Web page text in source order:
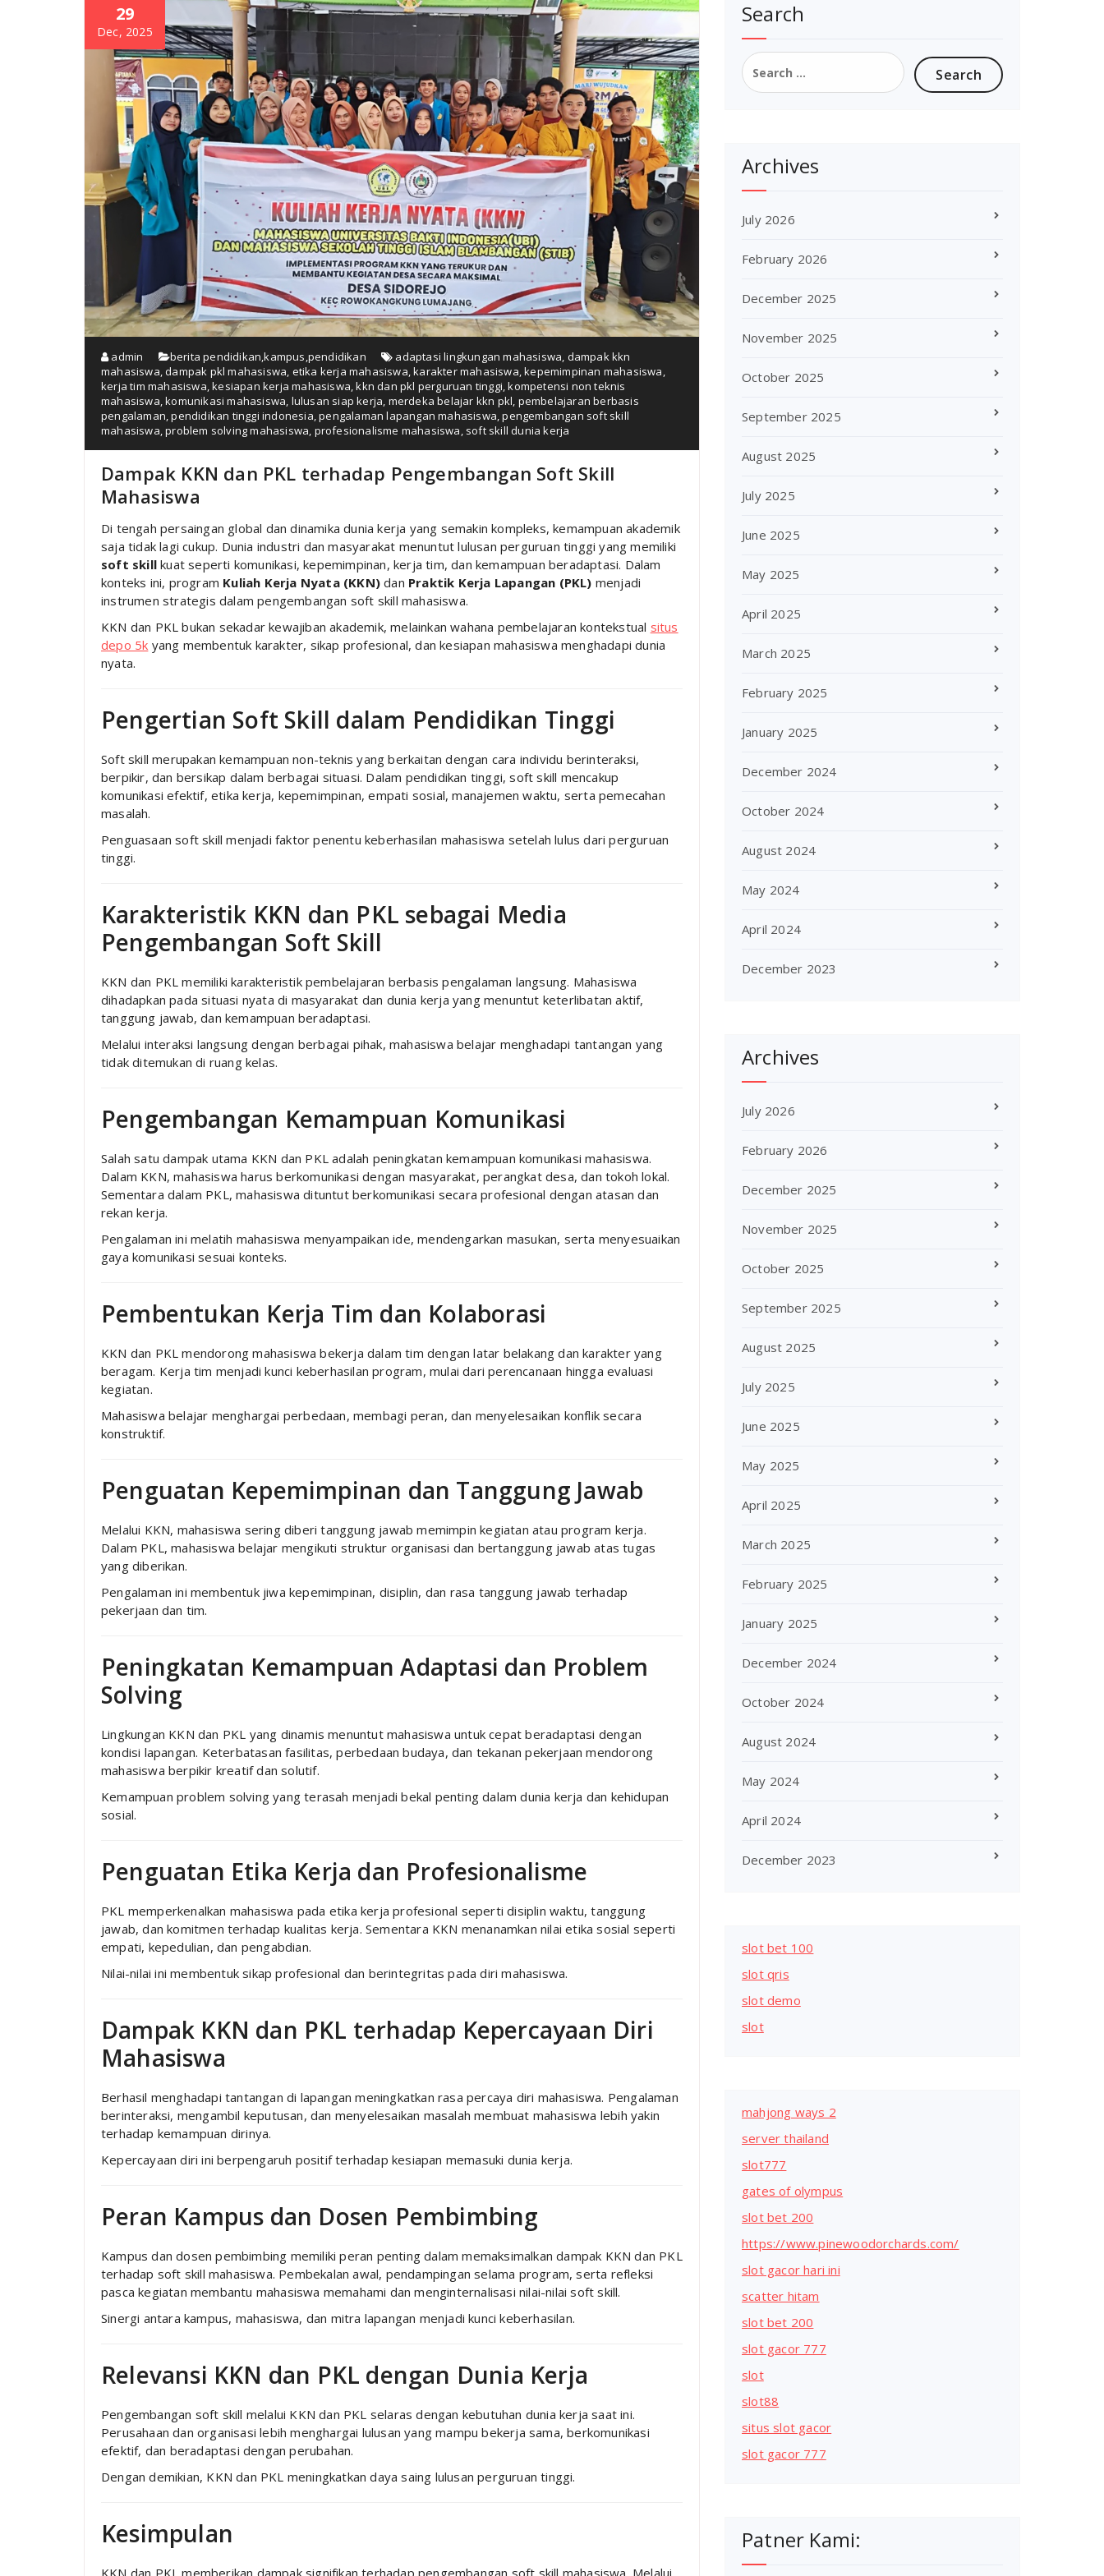
29
Dec, 2025
admin berita pendidikan,kampus,pendidikan adaptasi lingkungan mahasiswa, dampak kkn
mahasiswa,dampak pkl mahasiswa, etika kerja mahasiswa,karakter mahasiswa,kepemimpinan mahasiswa,
kerja tim mahasiswa,kesiapan kerja mahasiswa,kkn dan pkl perguruan tinggi,kompetensi non teknis
mahasiswa,komunikasi mahasiswa, lulusan siap kerja, merdeka belajar kkn pkl, pembelajaran berbasis
pengalaman,pendidikan tinggi indonesia,pengalaman lapangan mahasiswa,pengembangan soft skill
mahasiswa,problem solving mahasiswa, profesionalisme mahasiswa, soft skill dunia kerja
Dampak KKN dan PKL terhadap Pengembangan Soft Skill
Mahasiswa
Di tengah persaingan global dan dinamika dunia kerja yang semakin kompleks, kemampuan akademik
saja tidak lagi cukup. Dunia industri dan masyarakat menuntut lulusan perguruan tinggi yang memiliki
soft skill kuat seperti komunikasi, kepemimpinan, kerja tim, dan kemampuan beradaptasi. Dalam
konteks ini, program Kuliah Kerja Nyata (KKN) dan Praktik Kerja Lapangan (PKL) menjadi
instrumen strategis dalam pengembangan soft skill mahasiswa.
KKN dan PKL bukan sekadar kewajiban akademik, melainkan wahana pembelajaran kontekstual situs
depo 5k yang membentuk karakter, sikap profesional, dan kesiapan mahasiswa menghadapi dunia
nyata.
Pengertian Soft Skill dalam Pendidikan Tinggi
Soft skill merupakan kemampuan non-teknis yang berkaitan dengan cara individu berinteraksi,
berpikir, dan bersikap dalam berbagai situasi. Dalam pendidikan tinggi, soft skill mencakup
komunikasi efektif, etika kerja, kepemimpinan, empati sosial, manajemen waktu, serta pemecahan
masalah.
Penguasaan soft skill menjadi faktor penentu keberhasilan mahasiswa setelah lulus dari perguruan
tinggi.
Karakteristik KKN dan PKL sebagai Media
Pengembangan Soft Skill
KKN dan PKL memiliki karakteristik pembelajaran berbasis pengalaman langsung. Mahasiswa
dihadapkan pada situasi nyata di masyarakat dan dunia kerja yang menuntut keterlibatan aktif,
tanggung jawab, dan kemampuan beradaptasi.
Melalui interaksi langsung dengan berbagai pihak, mahasiswa belajar menghadapi tantangan yang
tidak ditemukan di ruang kelas.
Pengembangan Kemampuan Komunikasi
Salah satu dampak utama KKN dan PKL adalah peningkatan kemampuan komunikasi mahasiswa.
Dalam KKN, mahasiswa harus berkomunikasi dengan masyarakat, perangkat desa, dan tokoh lokal.
Sementara dalam PKL, mahasiswa dituntut berkomunikasi secara profesional dengan atasan dan
rekan kerja.
Pengalaman ini melatih mahasiswa menyampaikan ide, mendengarkan masukan, serta menyesuaikan
gaya komunikasi sesuai konteks.
Pembentukan Kerja Tim dan Kolaborasi
KKN dan PKL mendorong mahasiswa bekerja dalam tim dengan latar belakang dan karakter yang
beragam. Kerja tim menjadi kunci keberhasilan program, mulai dari perencanaan hingga evaluasi
kegiatan.
Mahasiswa belajar menghargai perbedaan, membagi peran, dan menyelesaikan konflik secara
konstruktif.
Penguatan Kepemimpinan dan Tanggung Jawab
Melalui KKN, mahasiswa sering diberi tanggung jawab memimpin kegiatan atau program kerja.
Dalam PKL, mahasiswa belajar mengikuti struktur organisasi dan bertanggung jawab atas tugas
yang diberikan.
Pengalaman ini membentuk jiwa kepemimpinan, disiplin, dan rasa tanggung jawab terhadap
pekerjaan dan tim.
Peningkatan Kemampuan Adaptasi dan Problem
Solving
Lingkungan KKN dan PKL yang dinamis menuntut mahasiswa untuk cepat beradaptasi dengan
kondisi lapangan. Keterbatasan fasilitas, perbedaan budaya, dan tekanan pekerjaan mendorong
mahasiswa berpikir kreatif dan solutif.
Kemampuan problem solving yang terasah menjadi bekal penting dalam dunia kerja dan kehidupan
sosial.
Penguatan Etika Kerja dan Profesionalisme
PKL memperkenalkan mahasiswa pada etika kerja profesional seperti disiplin waktu, tanggung
jawab, dan komitmen terhadap kualitas kerja. Sementara KKN menanamkan nilai etika sosial seperti
empati, kepedulian, dan pengabdian.
Nilai-nilai ini membentuk sikap profesional dan berintegritas pada diri mahasiswa.
Dampak KKN dan PKL terhadap Kepercayaan Diri
Mahasiswa
Berhasil menghadapi tantangan di lapangan meningkatkan rasa percaya diri mahasiswa. Pengalaman
berinteraksi, mengambil keputusan, dan menyelesaikan masalah membuat mahasiswa lebih yakin
terhadap kemampuan dirinya.
Kepercayaan diri ini berpengaruh positif terhadap kesiapan memasuki dunia kerja.
Peran Kampus dan Dosen Pembimbing
Kampus dan dosen pembimbing memiliki peran penting dalam memaksimalkan dampak KKN dan PKL
terhadap soft skill mahasiswa. Pembekalan awal, pendampingan selama program, serta refleksi
pasca kegiatan membantu mahasiswa memahami dan menginternalisasi nilai-nilai soft skill.
Sinergi antara kampus, mahasiswa, dan mitra lapangan menjadi kunci keberhasilan.
Relevansi KKN dan PKL dengan Dunia Kerja
Pengembangan soft skill melalui KKN dan PKL selaras dengan kebutuhan dunia kerja saat ini.
Perusahaan dan organisasi lebih menghargai lulusan yang mampu bekerja sama, berkomunikasi
efektif, dan beradaptasi dengan perubahan.
Dengan demikian, KKN dan PKL meningkatkan daya saing lulusan perguruan tinggi.
Kesimpulan
Search
Search
for:
Archives
July 2026
February 2026
December 2025
November 2025
October 2025
September 2025
August 2025
July 2025
June 2025
May 2025
April 2025
March 2025
February 2025
January 2025
December 2024
October 2024
August 2024
May 2024
April 2024
December 2023
Archives
July 2026
February 2026
December 2025
November 2025
October 2025
September 2025
August 2025
July 2025
June 2025
May 2025
April 2025
March 2025
February 2025
January 2025
December 2024
October 2024
August 2024
May 2024
April 2024
December 2023
slot bet 100
slot qris
slot demo
slot
mahjong ways 2
server thailand
slot777
gates of olympus
slot bet 200
https://www.pinewoodorchards.com/
slot gacor hari ini
scatter hitam
slot bet 200
slot gacor 777
slot
slot88
situs slot gacor
slot gacor 777
Patner Kami: